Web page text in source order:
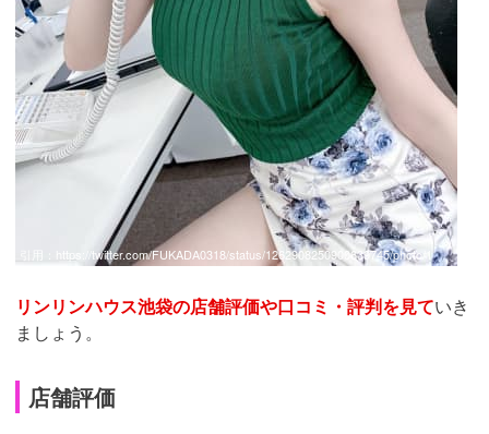
https://twitter.com/FUKADA0318/status/1262908250900639745/photo/1
リンリンハウス池袋の店舗評価や口コミ・評判を見ていき
ましょう。
店舗評価